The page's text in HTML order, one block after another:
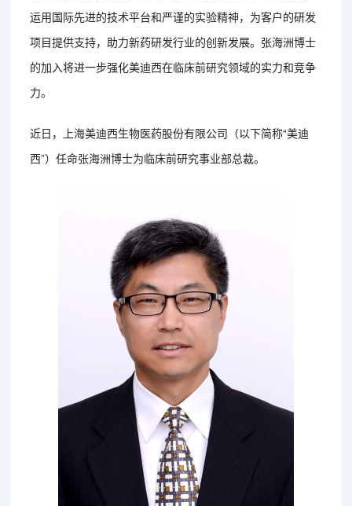
运用国际先进的技术平台和严谨的实验精神，为客户的研发
项目提供支持，助力新药研发行业的创新发展。张海洲博士
的加入将进一步强化美迪西在临床前研究领域的实力和竞争
力。
近日，上海美迪西生物医药股份有限公司（以下简称“美迪
西”）任命张海洲博士为临床前研究事业部总裁。